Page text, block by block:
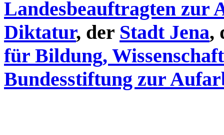
Landesbeauftragten zur
Diktatur, der Stadt Jena,
für Bildung,
Bundesstiftung zur